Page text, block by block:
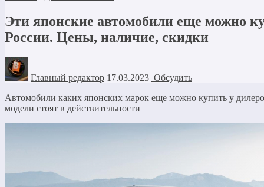
Эти японские автомобили еще можно
России. Цены, наличие, скидки
Главный редактор 17.03.2023 Обсудить
Автомобили каких японских марок еще можно купить у
модели cтоят в действительности